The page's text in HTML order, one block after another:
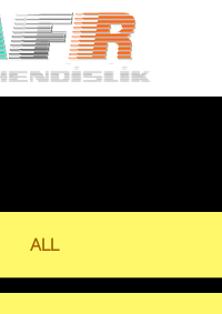
ALL